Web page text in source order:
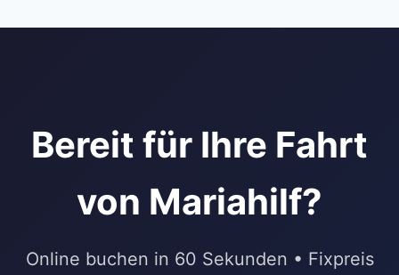
Bereit für Ihre Fahrt
von Mariahilf?
Online buchen in 60 Sekunden • Fixpreis